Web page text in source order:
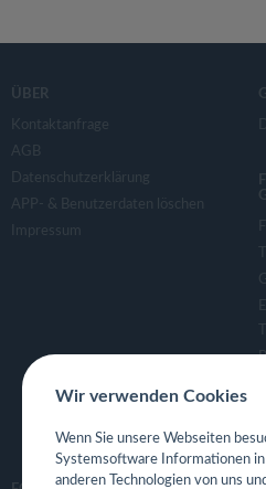
ÜBER
Kontaktanfrage
AGB
Datenschutzerklärung
APP- & Benutzerdaten löschen
Impressum
Wir verwenden Cookies
Wenn Sie unsere Webseiten
Systemsoftware Informationen
anderen Technologien von uns